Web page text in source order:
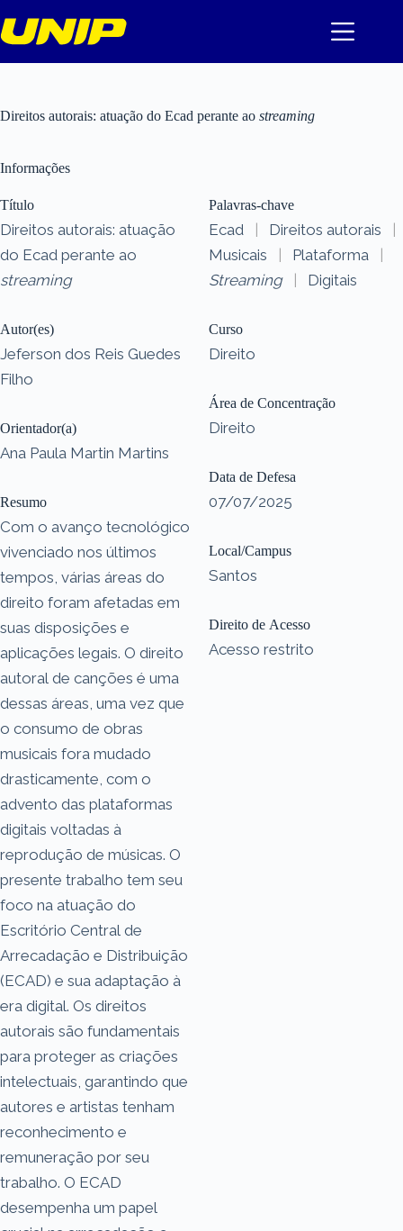
para
o
Direitos autorais: atuação do Ecad perante ao streaming
Informações
Título
Direitos autorais: atuação
do Ecad perante ao
streaming
Autor(es)
Jeferson dos Reis Guedes
Filho
Orientador(a)
Ana Paula Martin Martins
Resumo
Com o avanço tecnológico
vivenciado nos últimos
tempos, várias áreas do
direito foram afetadas em
suas disposições e
aplicações legais. O direito
autoral de canções é uma
dessas áreas, uma vez que
o consumo de obras
musicais fora mudado
drasticamente, com o
advento das plataformas
digitais voltadas à
reprodução de músicas. O
presente trabalho tem seu
foco na atuação do
Escritório Central de
Arrecadação e Distribuição
(ECAD) e sua adaptação à
era digital. Os direitos
autorais são fundamentais
para proteger as criações
intelectuais, garantindo que
autores e artistas tenham
reconhecimento e
remuneração por seu
trabalho. O ECAD
desempenha um papel
Palavras-chave
Ecad | Direitos autorais
|
Musicais
| Plataforma
|
Streaming
| Digitais
Curso
Direito
Área de Concentração
Direito
Data de Defesa
07/07/2025
Local/Campus
Santos
Direito de Acesso
Acesso restrito